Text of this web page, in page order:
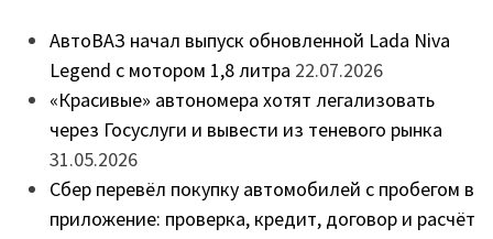
АвтоВАЗ начал выпуск обновленной Lada Niva
Legend с мотором 1,8 литра 22.07.2026
«Красивые» автономера хотят легализовать
через Госуслуги и вывести из теневого рынка
31.05.2026
Сбер перевёл покупку автомобилей с пробегом в
приложение: проверка, кредит, договор и расчёт